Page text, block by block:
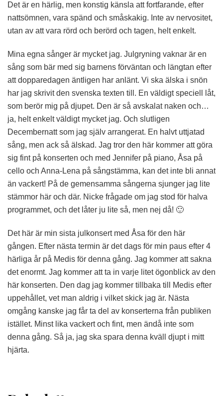
Det är en härlig, men konstig känsla att fortfarande, efter
nattsömnen, vara spänd och småskakig. Inte av nervositet,
utan av att vara rörd och berörd och tagen, helt enkelt.
Mina egna sånger är mycket jag. Julgryning vaknar är en
sång som bär med sig barnens förväntan och längtan efter
att dopparedagen äntligen har anlänt. Vi ska älska i snön
har jag skrivit den svenska texten till. En väldigt speciell låt,
som berör mig på djupet. Den är så avskalat naken och…
ja, helt enkelt väldigt mycket jag. Och slutligen
Decembernatt som jag själv arrangerat. En halvt uttjatad
sång, men ack så älskad. Jag tror den här kommer att göra
sig fint på konserten och med Jennifer på piano, Åsa på
cello och Anna-Lena på sångstämma, kan det inte bli annat
än vackert! På de gemensamma sångerna sjunger jag lite
stämmor här och där. Nicke frågade om jag stod för halva
programmet, och det låter ju lite så, men nej då! 🙂
Det här är min sista julkonsert med Åsa för den här
gången. Efter nästa termin är det dags för min paus efter 4
härliga år på Medis för denna gång. Jag kommer att sakna
det enormt. Jag kommer att ta in varje litet ögonblick av den
här konserten. Den dag jag kommer tillbaka till Medis efter
uppehållet, vet man aldrig i vilket skick jag är. Nästa
omgång kanske jag får ta del av konserterna från publiken
istället. Minst lika vackert och fint, men ändå inte som
denna gång. Så ja, jag ska spara denna kväll djupt i mitt
hjärta.